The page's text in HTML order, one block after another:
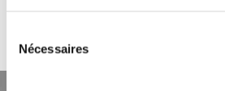
consentement
Nécessaires